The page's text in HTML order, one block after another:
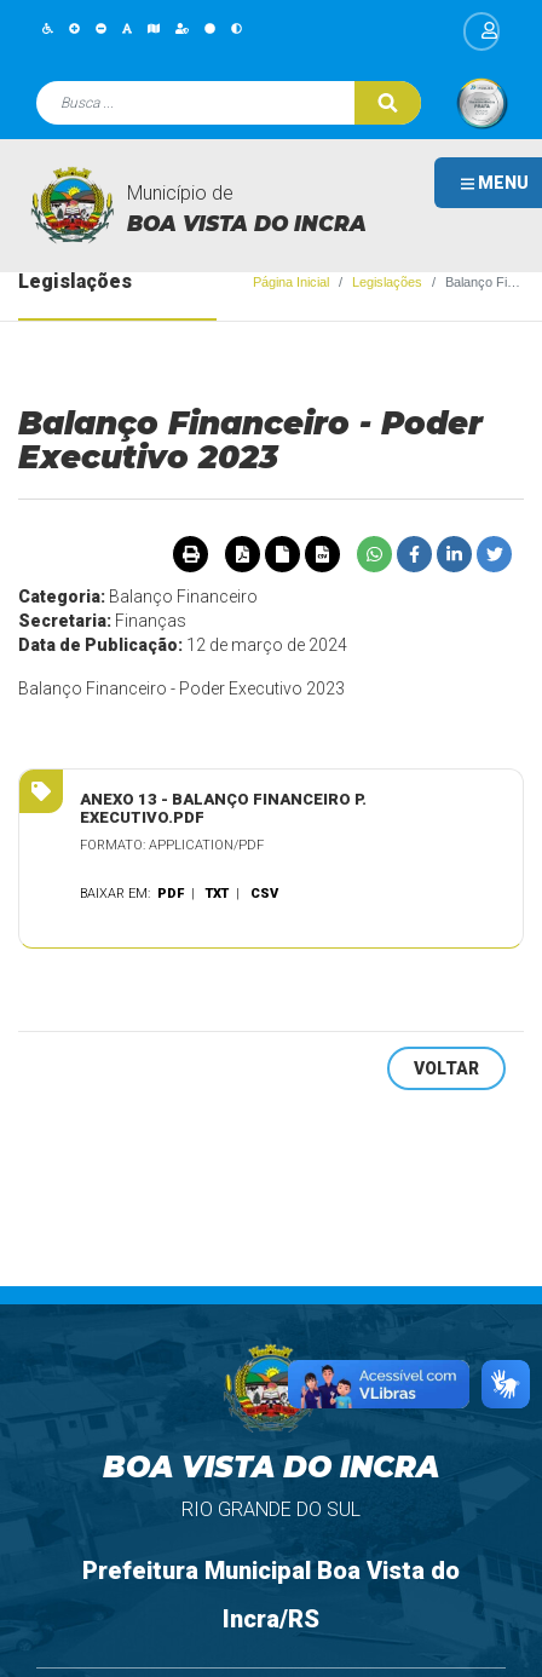
MENU
Município de
BOA VISTA DO INCRA
Legislações Página Inicial Legislações Balanço Financeiro - Poder Executivo 2023
Balanço Financeiro - Poder
Executivo 2023
Categoria: Balanço Financeiro
Secretaria: Finanças
Data de Publicação: 12 de março de 2024
Balanço Financeiro - Poder Executivo 2023
ANEXO 13 - BALANÇO FINANCEIRO P.
EXECUTIVO.PDF
FORMATO: APPLICATION/PDF
BAIXAR EM: PDF |TXT | CSV
VOLTAR
BOA VISTA DO INCRA
RIO GRANDE DO SUL
Prefeitura Municipal Boa Vista do
Incra/RS